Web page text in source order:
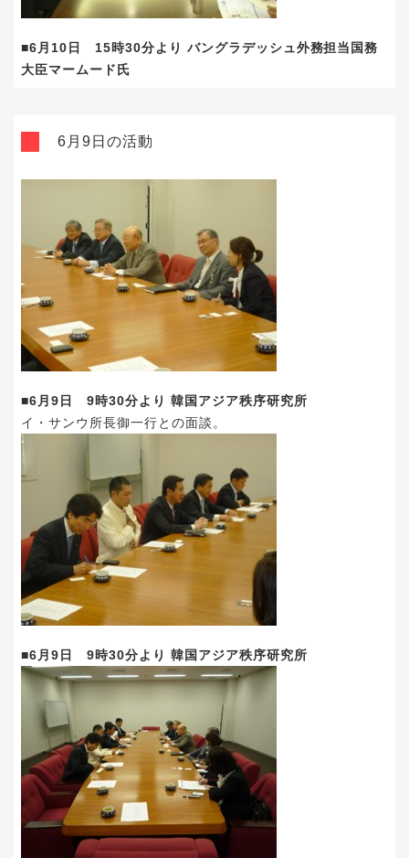
■6月10日 15時30分より バングラデッシュ外務担当国務
大臣マームード氏
6月9日の活動
■6月9日 9時30分より 韓国アジア秩序研究所
イ・サンウ所長御一行との面談。
■6月9日 9時30分より 韓国アジア秩序研究所